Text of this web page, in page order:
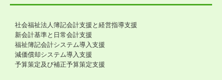
社会福祉法人簿記会計支援と経営指導支援
新会計基準と日常会計支援
福祉簿記会計システム導入支援
減価償却システム導入支援
予算策定及び補正予算策定支援